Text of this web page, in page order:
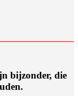
bijzonder, die